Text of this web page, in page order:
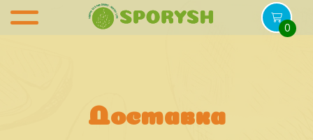
0
Доставка